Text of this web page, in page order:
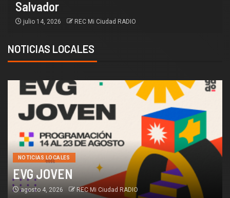
Salvador
julio 14, 2026 REC Mi Ciudad RADIO
NOTICIAS LOCALES
NOTICIAS LOCALES
EVG JOVEN
agosto 4, 2026 REC Mi Ciudad RADIO